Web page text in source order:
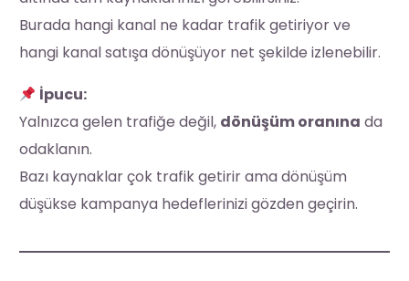
Burada hangi kanal ne kadar trafik getiriyor ve
hangi kanal satışa dönüşüyor net şekilde izlenebilir.
İpucu:
Yalnızca gelen trafiğe değil, dönüşüm oranına da
odaklanın.
Bazı kaynaklar çok trafik getirir ama dönüşüm
düşükse kampanya hedeflerinizi gözden geçirin.